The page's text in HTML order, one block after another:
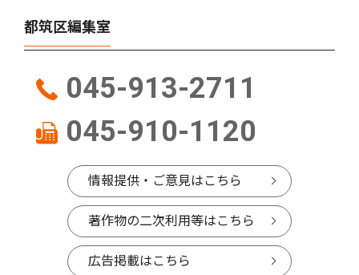
都筑区編集室
045-913-2711
045-910-1120
情報提供・ご意見はこちら
著作物の二次利用等はこちら
広告掲載はこちら